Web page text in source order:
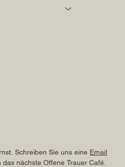
Schreiben Sie uns eine Email
nächste Offene Trauer Café.